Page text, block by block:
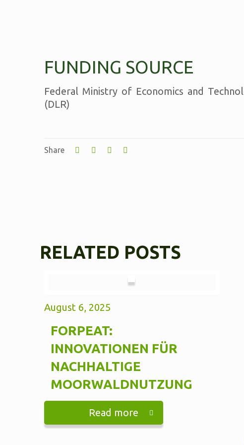
FUNDING SOURCE
Federal Ministry of Economics and
(DLR)
Share
RELATED POSTS
August 6, 2025
FORPEAT:
INNOVATIONEN FÜR
NACHHALTIGE
MOORWALDNUTZUNG
Read more